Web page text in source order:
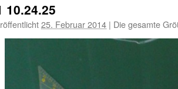
10.24.25
25. Februar 2014 | Die gesamte